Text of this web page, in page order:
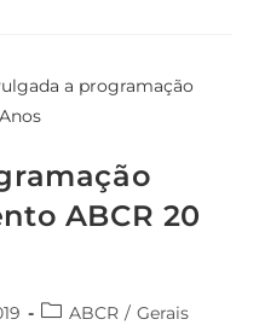
ABCR 20
ABCR / Gerais